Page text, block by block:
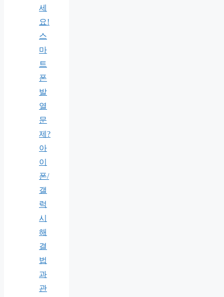
세
요!
스
마
트
폰
발
열
문
제?
아
이
폰/
갤
럭
시
해
결
법
과
관